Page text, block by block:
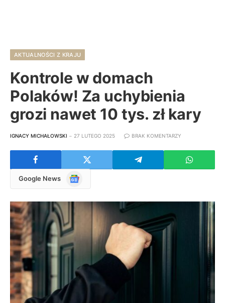
AKTUALNOŚCI Z KRAJU
Kontrole w domach
Polaków! Za uchybienia
grozi nawet 10 tys. zł kary
IGNACY MICHAŁOWSKI 27 LUTEGO 2025 BRAK KOMENTARZY
Google News
Google